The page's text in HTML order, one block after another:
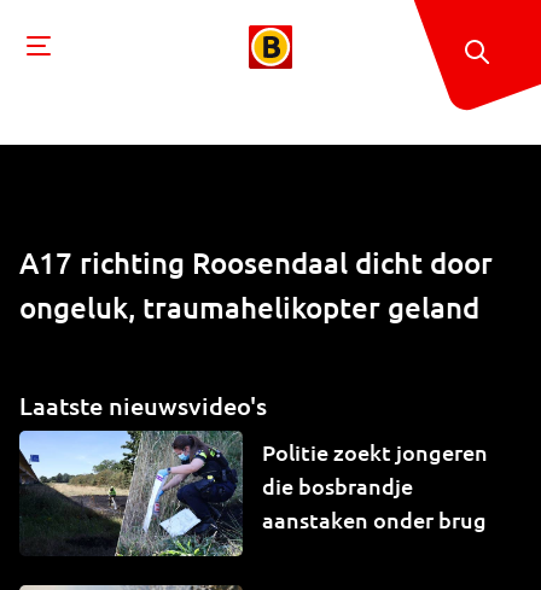
A17 richting Roosendaal dicht door
ongeluk, traumahelikopter geland
Laatste nieuwsvideo's
Politie zoekt jongeren
die bosbrandje
aanstaken onder brug